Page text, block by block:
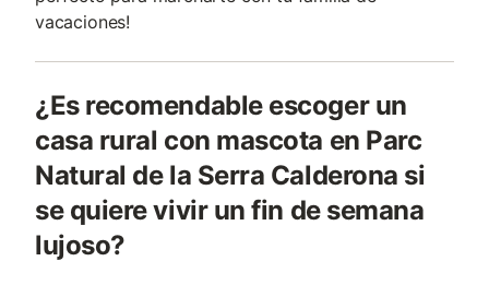
vacaciones!
¿Es recomendable escoger un
casa rural con mascota en Parc
Natural de la Serra Calderona si
se quiere vivir un fin de semana
lujoso?